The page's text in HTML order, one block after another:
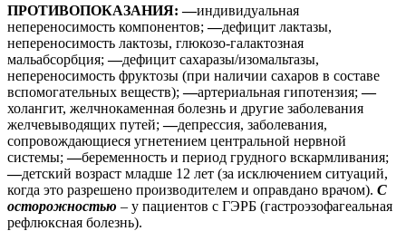
ПРОТИВОПОКАЗАНИЯ: —индивидуальная
непереносимость компонентов;—дефицит лактазы,
непереносимость лактозы, глюкозо-галактозная
мальабсорбция;—дефицит сахаразы/изомальтазы,
непереносимость фруктозы (при наличии сахаров в составе
вспомогательных веществ);—артериальная гипотензия;—
холангит, желчнокаменная болезнь и другие заболевания
желчевыводящих путей;—депрессия, заболевания,
сопровождающиеся угнетением центральной нервной
системы;—беременность и период грудного вскармливания;
—детский возраст младше 12 лет (за исключением ситуаций,
когда это разрешено производителем и оправдано врачом). С
осторожностью – у пациентов с ГЭРБ (гастроэзофагеальная
рефлюксная болезнь).